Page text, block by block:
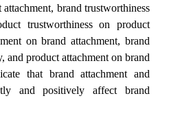
brand trustworthiness
trustworthiness on product
on brand attachment, brand
and product attachment on brand
that brand attachment and
and positively affect brand